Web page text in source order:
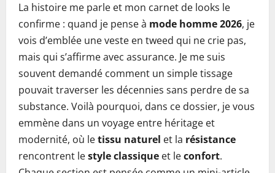
La histoire me parle et mon carnet de looks le
confirme : quand je pense à mode homme 2026, je
vois d’emblée une veste en tweed qui ne crie pas,
mais qui s’affirme avec assurance. Je me suis
souvent demandé comment un simple tissage
pouvait traverser les décennies sans perdre de sa
substance. Voilà pourquoi, dans ce dossier, je vous
emmène dans un voyage entre héritage et
modernité, où letissu naturel et la résistance
rencontrent lestyle classique et leconfort.